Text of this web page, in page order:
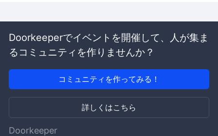
Doorkeeperでイベントを開催して、人が集ま
るコミュニティを作りませんか？
コミュニティを作ってみる！
詳しくはこちら
Doorkeeper